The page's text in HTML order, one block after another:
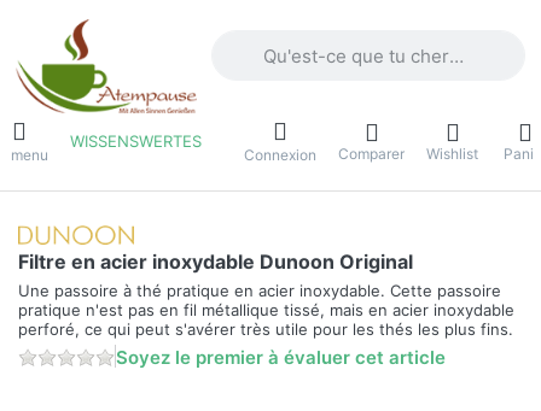
menu
WISSENSWERTES
Connexion Comparer Wishlist
Filtre en acier inoxydable Dunoon Original
Une passoire à thé pratique en acier inoxydable. Cette passoire
pratique n'est pas en fil métallique tissé, mais en acier inoxydable
perforé, ce qui peut s'avérer très utile pour les thés les plus fins.
Soyez le premier à évaluer cet article